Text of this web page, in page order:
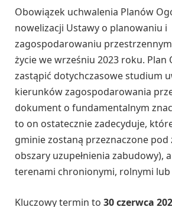
Obowiązek uchwalenia Planów
nowelizacji Ustawy o planowaniu i
zagospodarowaniu
życie we wrześniu 2023 roku. Plan
zastąpić dotychczasowe studium
kierunków zagospodarowania
dokument o fundamentalnym
to on ostatecznie zadecyduje,
gminie zostaną przeznaczone pod
obszary uzupełnienia zabudowy),
terenami chronionymi, rolnymi lub
Kluczowy termin to 30 czerwca